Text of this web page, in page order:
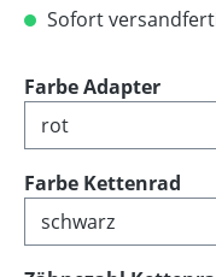
Sofort
Farbe Adapter
Farbe Kettenrad